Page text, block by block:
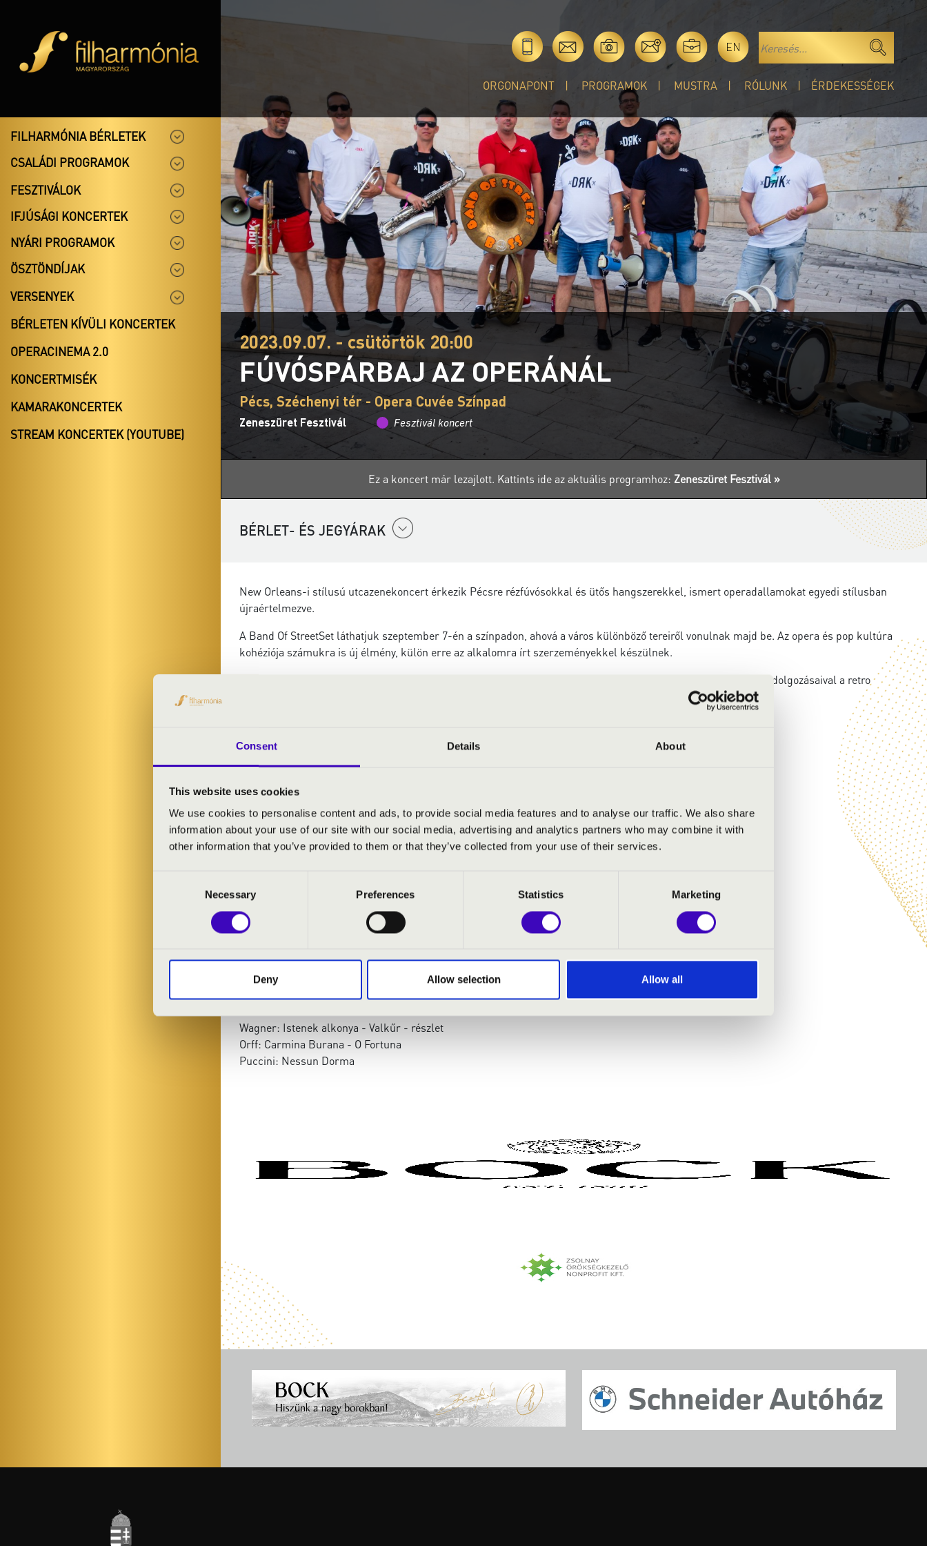
Consent Details About
This website uses cookies
We use cookies to personalise content and ads, to provide social media features and to analyse our traffic. We also share
information about your use of our site with our social media, advertising and analytics partners who may combine it with
other information that you’ve provided to them or that they’ve collected from your use of their services.
Necessary Preferences Statistics Marketing
Deny Allow selection Allow all
EN
ORGONAPONT PROGRAMOK MUSTRA RÓLUNK ÉRDEKESSÉGEK
FILHARMÓNIA BÉRLETEK
CSALÁDI PROGRAMOK
FESZTIVÁLOK
IFJÚSÁGI KONCERTEK
NYÁRI PROGRAMOK
ÖSZTÖNDÍJAK
VERSENYEK
BÉRLETEN KÍVÜLI KONCERTEK
OPERACINEMA 2.0
KONCERTMISÉK
KAMARAKONCERTEK
STREAM KONCERTEK (YOUTUBE)
2023.09.07. - csütörtök 20:00
FÚVÓSPÁRBAJ AZ OPERÁNÁL
Pécs, Széchenyi tér - Opera Cuvée Színpad
Zeneszüret Fesztivál Fesztivál koncert
Ez a koncert már lezajlott. Kattints ide az aktuális programhoz: Zeneszüret Fesztivál »
BÉRLET- ÉS JEGYÁRAK
New Orleans-i stílusú utcazenekoncert érkezik Pécsre rézfúvósokkal és ütős hangszerekkel, ismert operadallamokat egyedi stílusban
újraértelmezve.
A Band Of StreetSet láthatjuk szeptember 7-én a színpadon, ahová a város különböző tereiről vonulnak majd be. Az opera és pop kultúra
kohéziója számukra is új élmény, külön erre az alkalomra írt szerzeményekkel készülnek.
Számos verseny győzteseként a pécsi Band Of StreetS 2011 óta örvendezteti meg közönségét teljesen egyedi feldolgozásaival a retro
ELŐADÓK:
Fűzy Máté- mellophone, hangszerelés
Barkóczi László- harsona
Bagány Attila- pergődob
Dömösi Tamás- alt szaxofon
Matics Zoltán
Ambrusics Sándor
- trombita
Bruszel Balázs
MŰSOR:
Wagner: Istenek alkonya - Valkűr - részlet
Orff: Carmina Burana - O Fortuna
Puccini: Nessun Dorma